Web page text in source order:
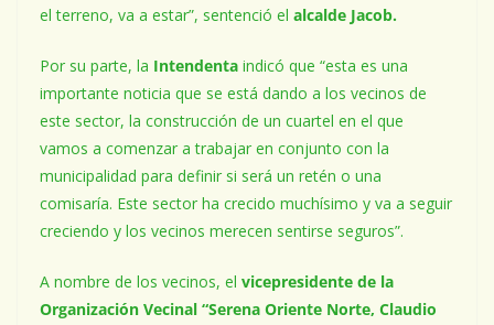
el terreno, va a estar”, sentenció el alcalde Jacob.
Por su parte, la Intendenta indicó que “esta es una
importante noticia que se está dando a los vecinos de
este sector, la construcción de un cuartel en el que
vamos a comenzar a trabajar en conjunto con la
municipalidad para definir si será un retén o una
comisaría. Este sector ha crecido muchísimo y va a seguir
creciendo y los vecinos merecen sentirse seguros”.
A nombre de los vecinos, el vicepresidente de la
Organización Vecinal “Serena Oriente Norte, Claudio